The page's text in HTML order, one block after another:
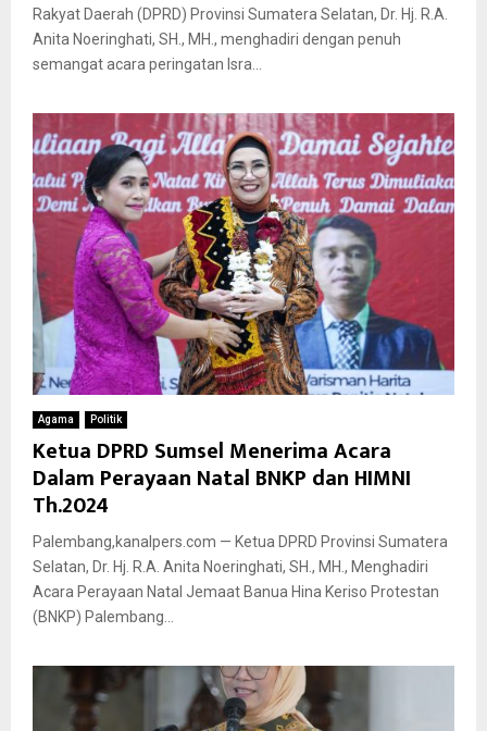
Rakyat Daerah (DPRD) Provinsi Sumatera Selatan, Dr. Hj. R.A.
Anita Noeringhati, SH., MH., menghadiri dengan penuh
semangat acara peringatan Isra...
Agama Politik
Ketua DPRD Sumsel Menerima Acara
Dalam Perayaan Natal BNKP dan HIMNI
Th.2024
Palembang,kanalpers.com — Ketua DPRD Provinsi Sumatera
Selatan, Dr. Hj. R.A. Anita Noeringhati, SH., MH., Menghadiri
Acara Perayaan Natal Jemaat Banua Hina Keriso Protestan
(BNKP) Palembang...